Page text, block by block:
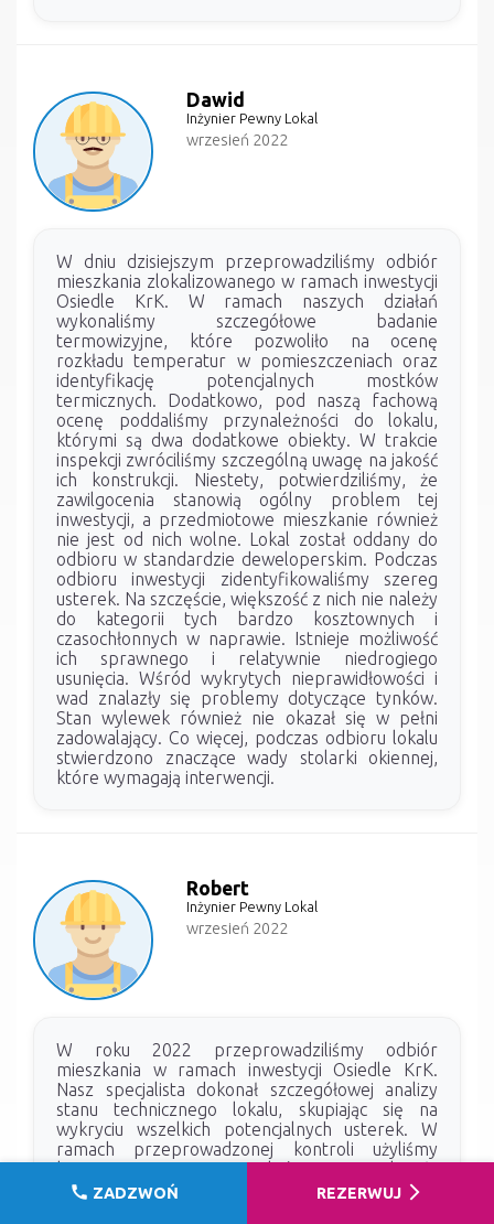
Dawid
Inżynier Pewny Lokal
wrzesień 2022
W dniu dzisiejszym przeprowadziliśmy odbiór
mieszkania zlokalizowanego w ramach inwestycji
Osiedle KrK. W ramach naszych działań
wykonaliśmy szczegółowe badanie
termowizyjne, które pozwoliło na ocenę
rozkładu temperatur w pomieszczeniach oraz
identyfikację potencjalnych mostków
termicznych. Dodatkowo, pod naszą fachową
ocenę poddaliśmy przynależności do lokalu,
którymi są dwa dodatkowe obiekty. W trakcie
inspekcji zwróciliśmy szczególną uwagę na jakość
ich konstrukcji. Niestety, potwierdziliśmy, że
zawilgocenia stanowią ogólny problem tej
inwestycji, a przedmiotowe mieszkanie również
nie jest od nich wolne. Lokal został oddany do
odbioru w standardzie deweloperskim. Podczas
odbioru inwestycji zidentyfikowaliśmy szereg
usterek. Na szczęście, większość z nich nie należy
do kategorii tych bardzo kosztownych i
czasochłonnych w naprawie. Istnieje możliwość
ich sprawnego i relatywnie niedrogiego
usunięcia. Wśród wykrytych nieprawidłowości i
wad znalazły się problemy dotyczące tynków.
Stan wylewek również nie okazał się w pełni
zadowalający. Co więcej, podczas odbioru lokalu
stwierdzono znaczące wady stolarki okiennej,
które wymagają interwencji.
Robert
Inżynier Pewny Lokal
wrzesień 2022
W roku 2022 przeprowadziliśmy odbiór
mieszkania w ramach inwestycji Osiedle KrK.
Nasz specjalista dokonał szczegółowej analizy
stanu technicznego lokalu, skupiając się na
wykryciu wszelkich potencjalnych usterek. W
ramach przeprowadzonej kontroli użyliśmy
obecności zawilgoceń w mieszkaniu. Dodatkowo,
call ZADZWOŃ REZERWUJ arrow_forward_ios